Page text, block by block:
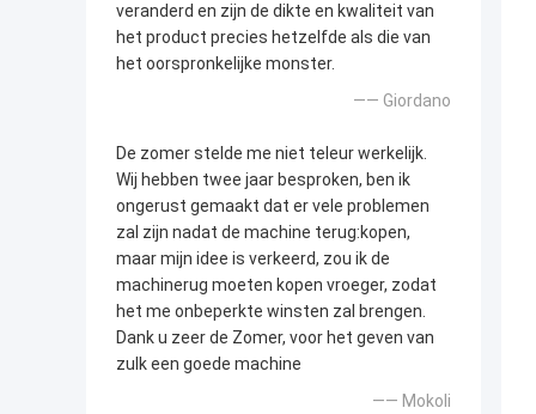
veranderd en zijn de dikte en kwaliteit van
het product precies hetzelfde als die van
het oorspronkelijke monster.
—— Giordano
De zomer stelde me niet teleur werkelijk.
Wij hebben twee jaar besproken, ben ik
ongerust gemaakt dat er vele problemen
zal zijn nadat de machine terug:kopen,
maar mijn idee is verkeerd, zou ik de
machinerug moeten kopen vroeger, zodat
het me onbeperkte winsten zal brengen.
Dank u zeer de Zomer, voor het geven van
zulk een goede machine
—— Mokoli